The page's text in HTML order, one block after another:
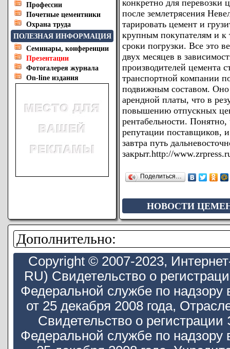
Профессии
Почетные цементники
Охрана труда
ПОЛЕЗНАЯ ИНФОРМАЦИЯ
Семинары, конференции
Презентации
Фотогалерея журнала
On-line издания
конкретно для перевозки
после землетрясения
тарировать цемент и
крупным покупателям и к
сроки погрузки. Все это
двух месяцев в
производителей цемента
транспортной компании
подвижным составом.
арендной платы, что в
повышению отпускных
рентабельности. Понятно,
репутации поставщиков,
завтра путь
закрыт.http://
Поделиться…
НОВОСТИ
Дополнительно:
Copyright © 2007-2023,
RU) Свидетельство о
Федеральной службе по
от 25 декабря 2008 года,
Свидетельство о
Федеральной службе по